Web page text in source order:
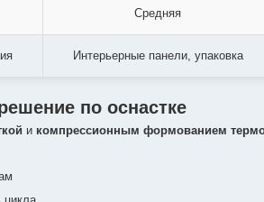
Средняя
Интерьерные панели, упаковка
по оснастке
и компрессионным формованием